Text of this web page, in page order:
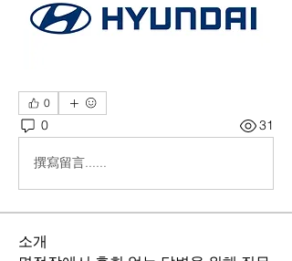
0
0 31
撰寫留言......
소개